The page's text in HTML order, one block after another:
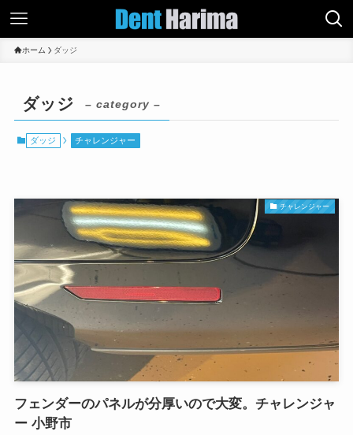
ホーム ダッジ
ダッジ – category –
ダッジ チャレンジャー
チャレンジャー
フェンダーのパネルが分厚いので大変。チャレンジャ
ー 小野市